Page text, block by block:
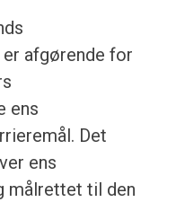
afgørende for
ens
Det
ens
målrettet til den